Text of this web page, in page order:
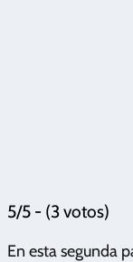
5/5 - (3 votos)
En esta segunda